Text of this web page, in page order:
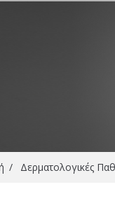
/ Δερματολογικές